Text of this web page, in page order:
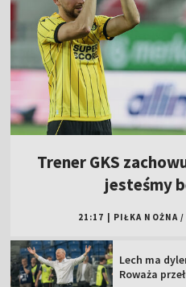
Trener GKS
jesteśmy
21:17 PIŁKA NOŻNA /
Lech ma
Roważa